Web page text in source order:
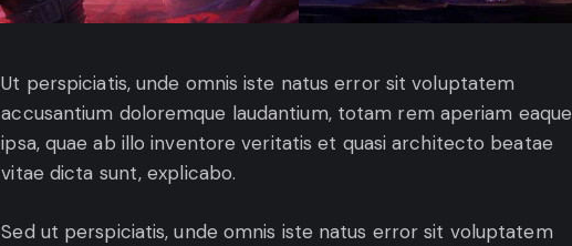
Ut perspiciatis, unde omnis iste natus error sit voluptatem
accusantium doloremque laudantium, totam rem aperiam eaque
ipsa, quae ab illo inventore veritatis et quasi architecto beatae
vitae dicta sunt, explicabo.
Sed ut perspiciatis, unde omnis iste natus error sit voluptatem